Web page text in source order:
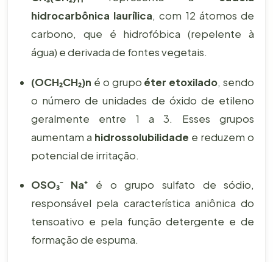
hidrocarbônica laurílica, com 12 átomos de
carbono, que é hidrofóbica (repelente à
água) e derivada de fontes vegetais.
(OCH₂CH₂)n é o grupo éter etoxilado, sendo
o número de unidades de óxido de etileno
geralmente entre 1 a 3. Esses grupos
aumentam a hidrossolubilidade e reduzem o
potencial de irritação.
OSO₃⁻ Na⁺ é o grupo sulfato de sódio,
responsável pela característica aniônica do
tensoativo e pela função detergente e de
formação de espuma.